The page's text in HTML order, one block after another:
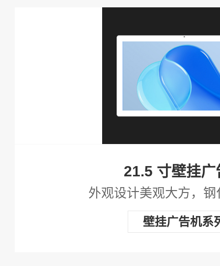
查看详情
21.5 寸壁挂广
外观设计美观大方，
壁挂广告机系